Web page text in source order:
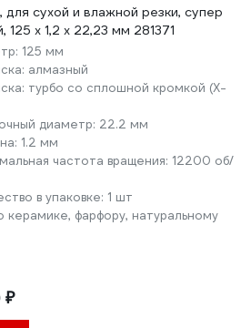
для сухой и влажной резки, супер
125 x 1,2 x 22,23 мм 281371
125 мм
алмазный
турбо со сплошной кромкой (X-
диаметр: 22.2 мм
1.2 мм
частота вращения: 12200 об/
в упаковке: 1 шт
керамике, фарфору, натуральному
₽